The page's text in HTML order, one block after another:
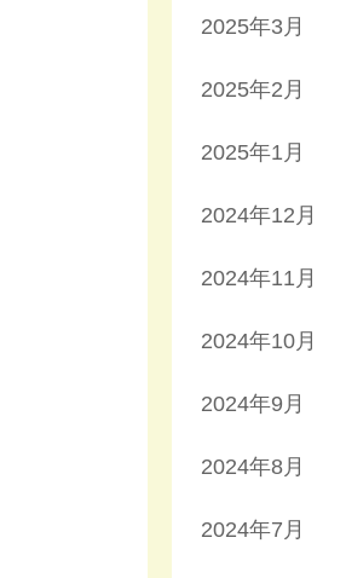
2025年3月
2025年2月
2025年1月
2024年12月
2024年11月
2024年10月
2024年9月
2024年8月
2024年7月